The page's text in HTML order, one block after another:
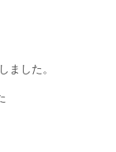
ました。